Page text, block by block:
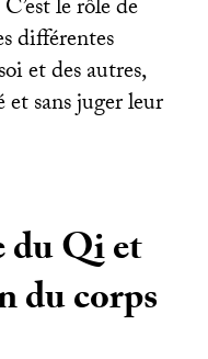
C’est le rôle de
différentes
et des autres,
sans juger leur
du Qi et
du corps